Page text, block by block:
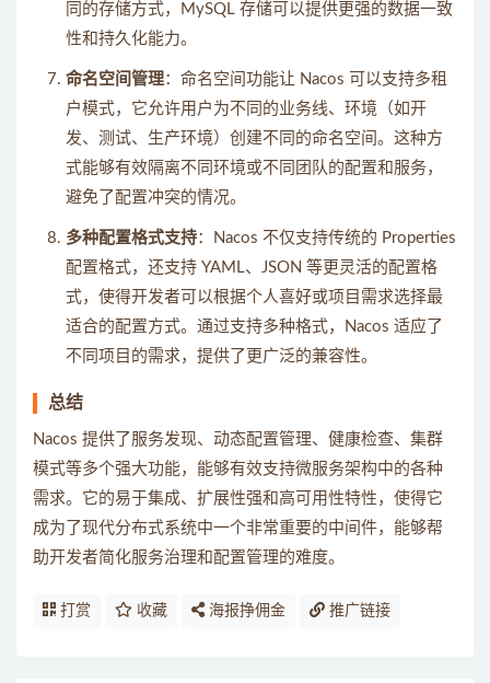
同的存储方式，MySQL 存储可以提供更强的数据一致
性和持久化能力。
命名空间管理：命名空间功能让 Nacos 可以支持多租
户模式，它允许用户为不同的业务线、环境（如开
发、测试、生产环境）创建不同的命名空间。这种方
式能够有效隔离不同环境或不同团队的配置和服务，
避免了配置冲突的情况。
多种配置格式支持：Nacos 不仅支持传统的 Properties
配置格式，还支持 YAML、JSON 等更灵活的配置格
式，使得开发者可以根据个人喜好或项目需求选择最
适合的配置方式。通过支持多种格式，Nacos 适应了
不同项目的需求，提供了更广泛的兼容性。
总结
Nacos 提供了服务发现、动态配置管理、健康检查、集群
模式等多个强大功能，能够有效支持微服务架构中的各种
需求。它的易于集成、扩展性强和高可用性特性，使得它
成为了现代分布式系统中一个非常重要的中间件，能够帮
助开发者简化服务治理和配置管理的难度。
打赏 收藏 海报挣佣金 推广链接